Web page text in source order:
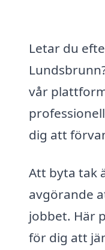
Letar du
vår
dig att
Att byta tak
avgörande
jobbet. Här
för dig att